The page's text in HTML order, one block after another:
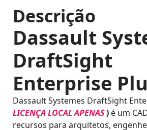
Descrição
Dassault
DraftSight
Enterprise
Dassault Systemes DraftSight
LICENÇA LOCAL APENAS) é um
recursos para arquitetos,